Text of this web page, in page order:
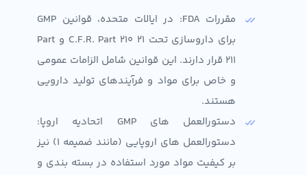
مقررات FDA: در ایالات متحده، قوانین GMP
برای داروسازی تحت 21 C.F.R. Part 210 و Part
211 قرار دارند. این قوانین شامل الزامات عمومی
و خاص برای مواد و فرآیندهای تولید دارویی
هستند.
دستورالعمل های GMP اتحادیه اروپا:
دستورالعمل های اروپایی (مانند ضمیمه ۱) نیز
بر کیفیت مواد مورد استفاده در بسته بندی و